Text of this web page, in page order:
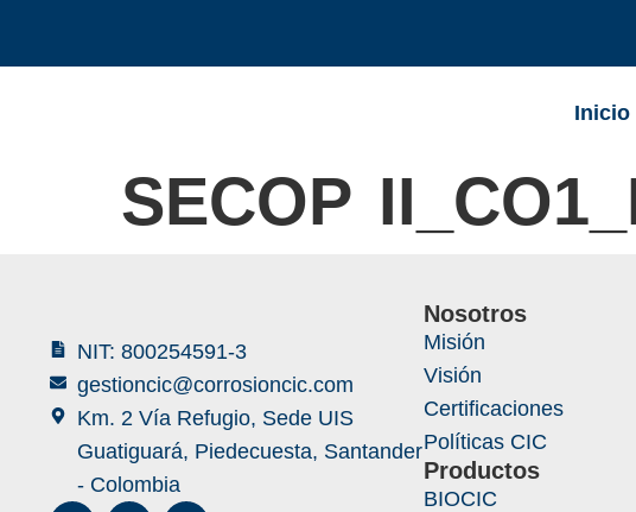
Inicio
SECOP
NIT: 800254591-3
gestioncic@corrosioncic.com
Km. 2 Vía Refugio, Sede UIS
Guatiguará, Piedecuesta, Santander
- Colombia
Nosotros
Misión
Visión
Certificaciones
Políticas CIC
Productos
BIOCIC